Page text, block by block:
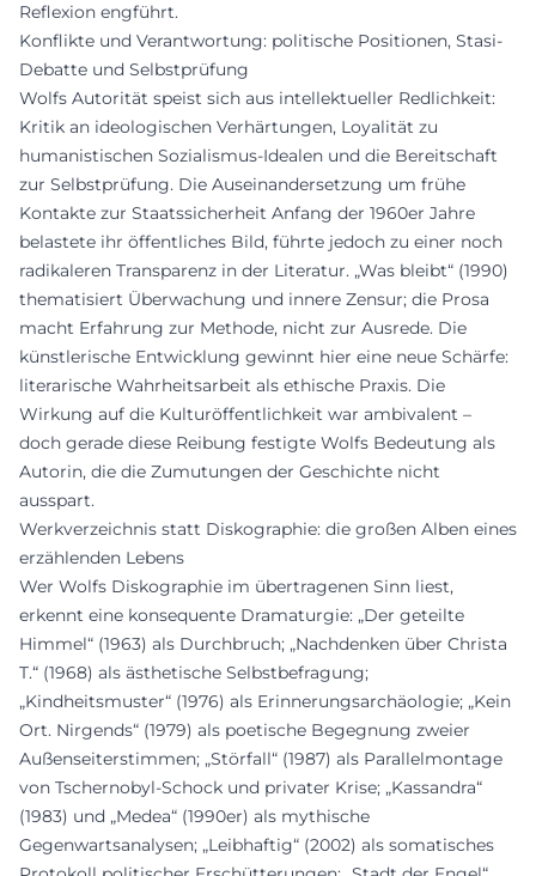
Reflexion engführt.
Konflikte und Verantwortung: politische Positionen, Stasi-
Debatte und Selbstprüfung
Wolfs Autorität speist sich aus intellektueller Redlichkeit:
Kritik an ideologischen Verhärtungen, Loyalität zu
humanistischen Sozialismus-Idealen und die Bereitschaft
zur Selbstprüfung. Die Auseinandersetzung um frühe
Kontakte zur Staatssicherheit Anfang der 1960er Jahre
belastete ihr öffentliches Bild, führte jedoch zu einer noch
radikaleren Transparenz in der Literatur. „Was bleibt“ (1990)
thematisiert Überwachung und innere Zensur; die Prosa
macht Erfahrung zur Methode, nicht zur Ausrede. Die
künstlerische Entwicklung gewinnt hier eine neue Schärfe:
literarische Wahrheitsarbeit als ethische Praxis. Die
Wirkung auf die Kulturöffentlichkeit war ambivalent –
doch gerade diese Reibung festigte Wolfs Bedeutung als
Autorin, die die Zumutungen der Geschichte nicht
ausspart.
Werkverzeichnis statt Diskographie: die großen Alben eines
erzählenden Lebens
Wer Wolfs Diskographie im übertragenen Sinn liest,
erkennt eine konsequente Dramaturgie: „Der geteilte
Himmel“ (1963) als Durchbruch; „Nachdenken über Christa
T.“ (1968) als ästhetische Selbstbefragung;
„Kindheitsmuster“ (1976) als Erinnerungsarchäologie; „Kein
Ort. Nirgends“ (1979) als poetische Begegnung zweier
Außenseiterstimmen; „Störfall“ (1987) als Parallelmontage
von Tschernobyl-Schock und privater Krise; „Kassandra“
(1983) und „Medea“ (1990er) als mythische
Gegenwartsanalysen; „Leibhaftig“ (2002) als somatisches